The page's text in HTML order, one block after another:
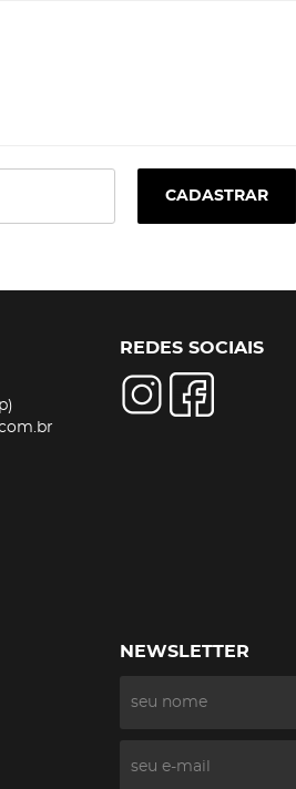
CADASTRAR
REDES SOCIAIS
NEWSLETTER